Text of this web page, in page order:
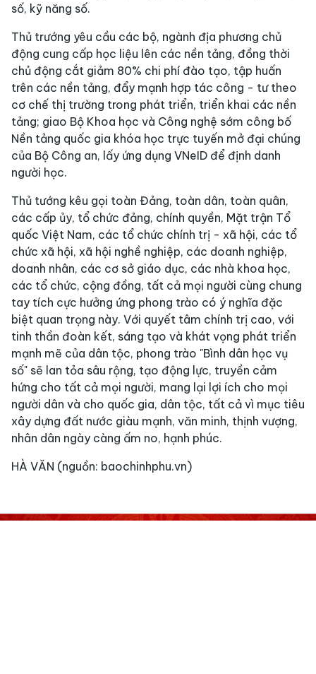
số, kỹ năng số.
Thủ trướng yêu cầu các bộ, ngành địa phương chủ
động cung cấp học liệu lên các nền tảng, đồng thời
chủ động cắt giảm 80% chi phí đào tạo, tập huấn
trên các nền tảng, đẩy mạnh hợp tác công - tư theo
cơ chế thị trường trong phát triển, triển khai các nền
tảng; giao Bộ Khoa học và Công nghệ sớm công bố
Nền tảng quốc gia khóa học trực tuyến mở đại chúng
của Bộ Công an, lấy ứng dụng VNeID để định danh
người học.
Thủ tướng kêu gọi toàn Đảng, toàn dân, toàn quân,
các cấp ủy, tổ chức đảng, chính quyền, Mặt trận Tổ
quốc Việt Nam, các tổ chức chính trị - xã hội, các tổ
chức xã hội, xã hội nghề nghiệp, các doanh nghiệp,
doanh nhân, các cơ sở giáo dục, các nhà khoa học,
các tổ chức, cộng đồng, tất cả mọi người cùng chung
tay tích cực hưởng ứng phong trào có ý nghĩa đặc
biệt quan trọng này. Với quyết tâm chính trị cao, với
tinh thần đoàn kết, sáng tạo và khát vọng phát triển
mạnh mẽ của dân tộc, phong trào "Bình dân học vụ
số" sẽ lan tỏa sâu rộng, tạo động lực, truyền cảm
hứng cho tất cả mọi người, mang lại lợi ích cho mọi
người dân và cho quốc gia, dân tộc, tất cả vì mục tiêu
xây dựng đất nước giàu mạnh, văn minh, thịnh vượng,
nhân dân ngày càng ấm no, hạnh phúc.
HÀ VĂN (nguồn: baochinhphu.vn)